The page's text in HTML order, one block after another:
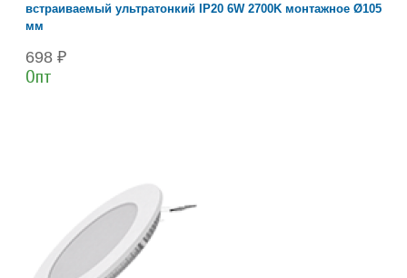
встраиваемый ультратонкий IP20 6W 2700K монтажное Ø105
мм
698 ₽
Опт